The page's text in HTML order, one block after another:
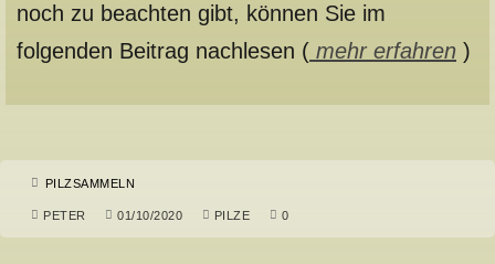
noch zu beachten gibt, können Sie im
folgenden Beitrag nachlesen ( mehr erfahren )
PILZSAMMELN
PETER 01/10/2020 PILZE 0